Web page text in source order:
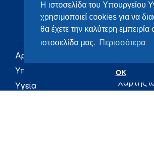
Η ιστοσελίδα του Υπουργείου
χρησιμοποιεί cookies για να
θα έχετε την καλύτερη εμπειρία
ιστοσελίδα μας. Περισσότερα
OK
Αρχική
Υπουργείο
Υγεία
Υγεία
Χάρτης